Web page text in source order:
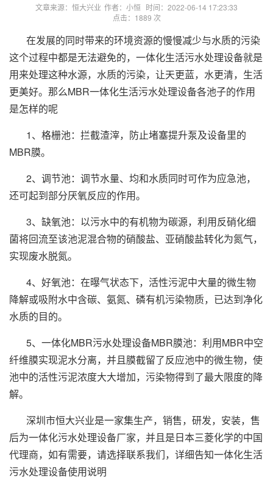
文章来源：恒大兴业 作者：小恒 时间：2022-06-14 17:23:33
点击：1889 次
在发展的同时带来的环境资源的慢慢减少与水质的污染
这个过程中都是无法避免的，一体化生活污水处理设备就是
用来处理这种水源，水质的污染，让天更蓝，水更清，生活
更美好。那么MBR一体化生活污水处理设备各池子的作用
是怎样的呢
1、格栅池：拦截渣滓，防止堵塞提升泵及设备里的
MBR膜。
2、调节池：调节水量、均和水质同时可作为应急池，
还可起到部分厌氧反应的作用。
3、缺氧池：以污水中的有机物为碳源，利用反硝化细
菌将回流至该池泥混合物的硝酸盐、亚硝酸盐转化为氮气，
实现废水脱氮。
4、好氧池：在曝气状态下，活性污泥中大量的微生物
降解或吸附水中含碳、氨氮、磷有机污染物质，已达到净化
水质的目的。
5、一体化MBR污水处理设备MBR膜池：利用MBR中空
纤维膜实现泥水分离，并且膜截留了反应池中的微生物，使
池中的活性污泥浓度大大增加，污染物得到了最大限度的降
解。
深圳市恒大兴业是一家集生产，销售，研发，安装，售
后为一体化污水处理设备厂家，并且是日本三菱化学的中国
代理商，如有需要，请选择联系我们，详细告知一体化生活
污水处理设备使用说明